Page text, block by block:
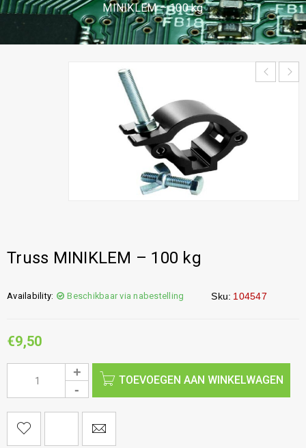
MINIKLEM – 100 kg
Truss MINIKLEM – 100 kg
Availability: Beschikbaar via nabestelling Sku: 104547
€9,50
TOEVOEGEN AAN WINKELWAGEN